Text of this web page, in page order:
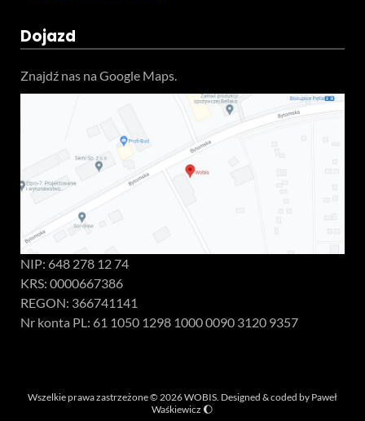
Dojazd
Znajdź nas na Google Maps.
NIP: 648 278 12 74
KRS: 0000667386
REGON: 366741141
Nr konta PL: 61 1050 1298 1000 0090 3120 9357
Wszelkie prawa zastrzeżone © 2026 WOBIS. Designed & coded by Paweł
Waśkiewicz 🌔